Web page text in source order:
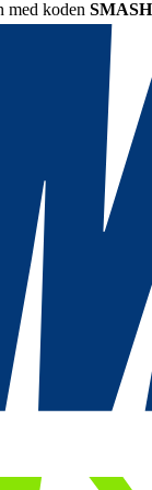
med koden